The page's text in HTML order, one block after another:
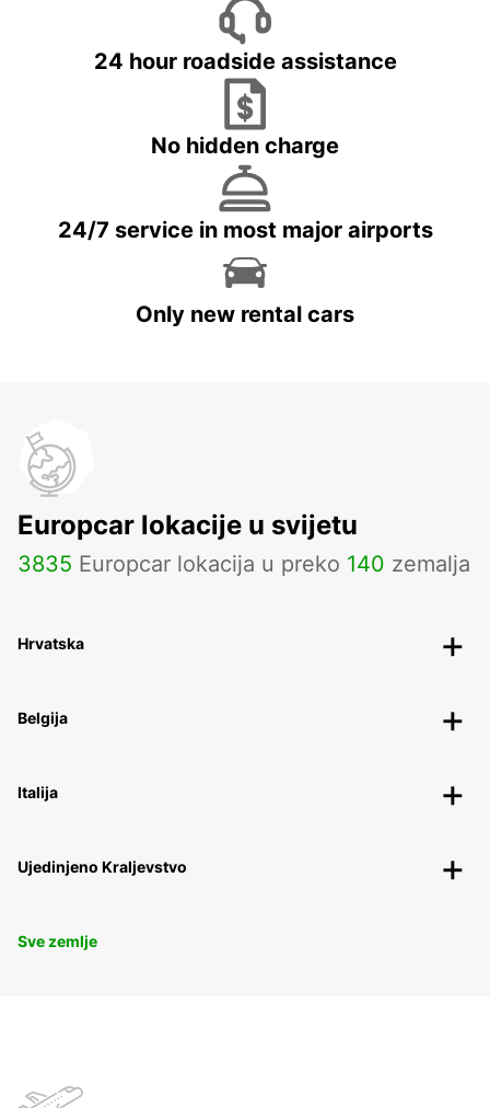
24 hour roadside assistance
No hidden charge
24/7 service in most major airports
Only new rental cars
Europcar lokacije u svijetu
3835 Europcar lokacija u preko 140 zemalja
Hrvatska
Belgija
Italija
Ujedinjeno Kraljevstvo
Sve zemlje